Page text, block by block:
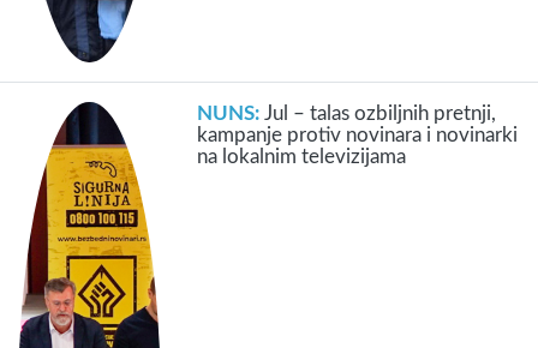
NUNS:Jul – talas ozbiljnih pretnji,
kampanje protiv novinara i novinarki
na lokalnim televizijama